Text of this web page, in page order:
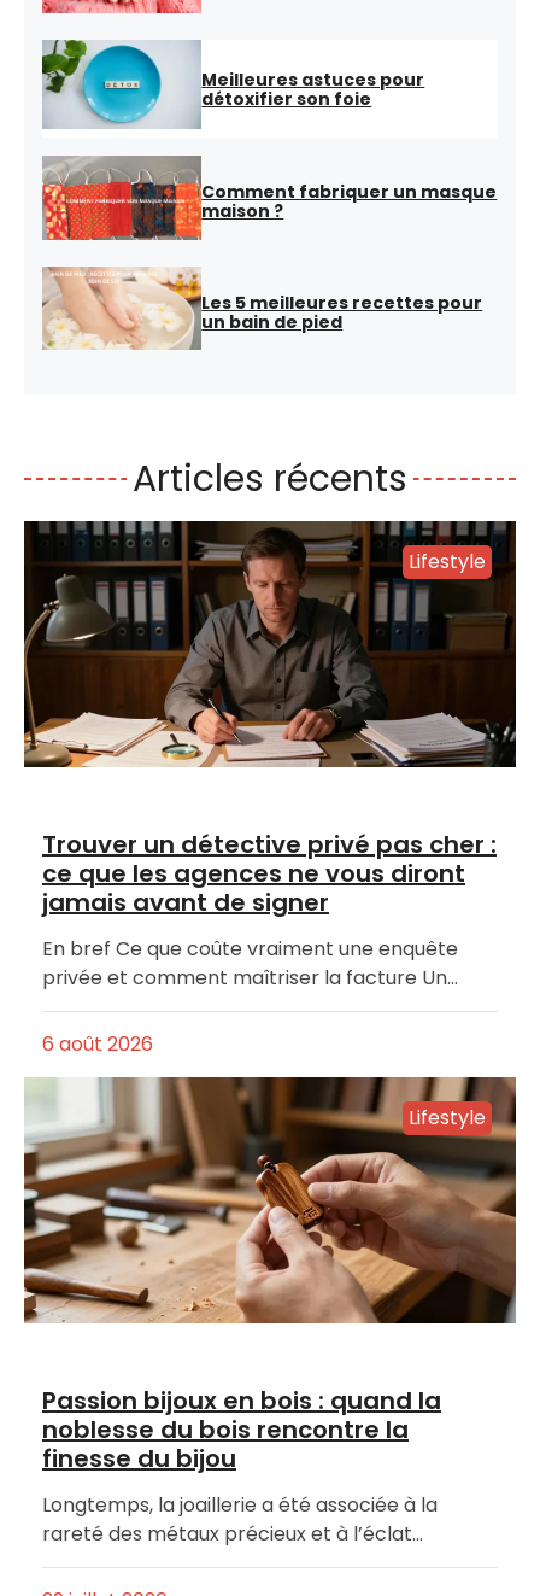
Meilleures astuces pour
détoxifier son foie
Comment fabriquer un masque
maison ?
Les 5 meilleures recettes pour
un bain de pied
Articles récents
Lifestyle
Trouver un détective privé pas cher :
ce que les agences ne vous diront
jamais avant de signer
En bref Ce que coûte vraiment une enquête
privée et comment maîtriser la facture Un…
6 août 2026
Lifestyle
Passion bijoux en bois : quand la
noblesse du bois rencontre la
finesse du bijou
Longtemps, la joaillerie a été associée à la
rareté des métaux précieux et à l’éclat…